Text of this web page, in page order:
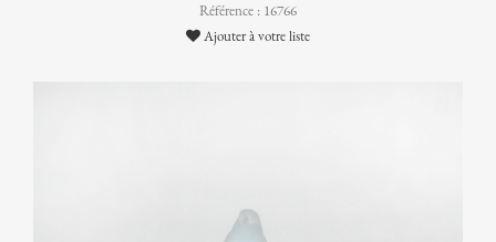
Référence : 16766
Ajouter à votre liste